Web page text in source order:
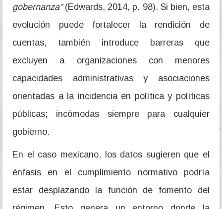
gobernanza”(Edwards, 2014, p. 98). Si bien, esta
evolución puede fortalecer la rendición de
cuentas, también introduce barreras que
excluyen a organizaciones con menores
capacidades administrativas y asociaciones
orientadas a la incidencia en política y políticas
públicas; incómodas siempre para cualquier
gobierno.
En el caso mexicano, los datos sugieren que el
énfasis en el cumplimiento normativo podría
estar desplazando la función de fomento del